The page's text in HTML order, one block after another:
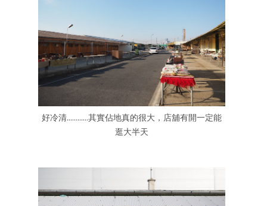
好冷清............其實佔地真的很大，店舖有開一定能
逛大半天